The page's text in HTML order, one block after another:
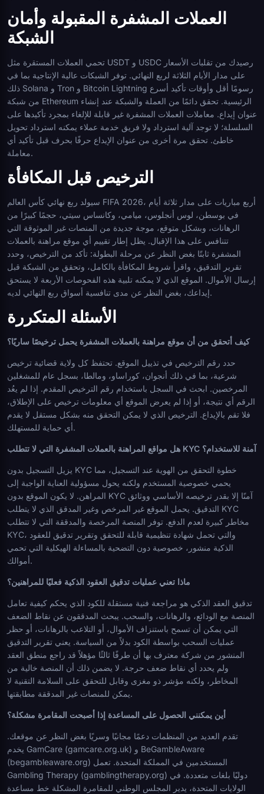
العملات المشفرة المقبولة وأمان
الشبكة
تحمي العملات المستقرة مثل USDT و USDC رصيدك من تقلبات الأسعار
على مدار الأيام الثلاثة لربع النهائي. توفر الشبكات عالية الإنتاجية بما في
ذلك Solana و Tron و Bitcoin Lightning رسومًا أقل وأوقات تأكيد أسرع
من شبكة Ethereum الرئيسية. تحقق دائمًا من العملة والشبكة عند إنشاء
عنوان إيداع. معاملات العملات المشفرة غير قابلة للإلغاء بمجرد تأكيدها على
السلسلة؛ لا توجد آلية استرداد ولا فريق خدمة عملاء يمكنه استرداد تحويل
خاطئ. تحقق مرة أخرى من عنوان الإيداع حرفًا بحرف قبل تأكيد أي
معاملة.
الترخيص قبل المكافأة
سيولد ربع نهائي كأس العالم FIFA 2026، أربع مباريات على مدار ثلاثة أيام
في بوسطن، لوس أنجلوس، ميامي، وكانساس سيتي، حجمًا كبيرًا من
الرهانات، وبشكل متوقع، موجة جديدة من المنصات غير الموثوقة التي
تتنافس على هذا الإقبال. يظل إطار تقييم أي موقع مراهنة بالعملات
المشفرة ثابتًا بغض النظر عن مرحلة البطولة: تأكد من الترخيص، وحدد
تقرير التدقيق، واقرأ شروط المكافأة بالكامل، وتحقق من الشبكة قبل
إرسال الأموال. الموقع الذي لا يمكنه تلبية هذه الفحوصات الأربعة لا يستحق
إيداعك، بغض النظر عن مدى تنافسية أسواق ربع النهائي لديه.
الأسئلة المتكررة
كيف أتحقق من أن موقع مراهنة بالعملات المشفرة يحمل ترخيصًا ساريًا؟
حدد رقم الترخيص في تذييل الموقع. تحتفظ كل ولاية قضائية ترخيص
شرعية، بما في ذلك أنجوان، كوراساو، ومالطا، بسجل عام للمشغلين
المرخصين. ابحث في السجل باستخدام رقم الترخيص المقدم. إذا لم يعُد
الرقم أي نتيجة، أو إذا لم يعرض الموقع أي معلومات ترخيص على الإطلاق،
فلا تقم بالإيداع. الترخيص الذي لا يمكن التحقق منه بشكل مستقل لا يقدم
أي حماية للمستهلك.
هل مواقع المراهنة بالعملات المشفرة التي لا تتطلب KYC آمنة للاستخدام؟
يزيل التسجيل بدون KYC خطوة التحقق من الهوية عند التسجيل، مما
يحمي خصوصية المستخدم ولكنه يحول مسؤولية العناية الواجبة إلى
المراهن. لا يكون الموقع بدون KYC آمنًا إلا بقدر ترخيصه الأساسي ووثائق
التدقيق. يحمل الموقع غير المرخص وغير المدقق الذي لا يتطلب KYC
مخاطر كبيرة لعدم الدفع. توفر المنصة المرخصة والمدققة التي لا تتطلب
KYC، والتي تحمل شهادة تنظيمية قابلة للتحقق وتقرير تدقيق للعقود
الذكية منشور، خصوصية دون التضحية بالمساءلة الهيكلية التي تحمي
أموالك.
ماذا تعني عمليات تدقيق العقود الذكية فعليًا للمراهنين؟
تدقيق العقد الذكي هو مراجعة فنية مستقلة للكود الذي يحكم كيفية تعامل
المنصة مع الودائع، والرهانات، والسحب. يبحث المدققون عن نقاط الضعف
التي يمكن أن تسمح باستنزاف الأموال، أو التلاعب بالرهانات، أو حظر
عمليات السحب بواسطة الكود بدلاً من السياسة. يعني تقرير التدقيق
المنشور من شركة معترف بها أن طرفًا ثالثًا مؤهلاً قد راجع منطق العقد
ولم يحدد أي نقاط ضعف حرجة. لا يضمن ذلك أن المنصة خالية من
المخاطر، ولكنه مؤشر ذو مغزى وقابل للتحقق على السلامة التقنية لا
يمكن للمنصات غير المدققة مطابقتها.
أين يمكنني الحصول على المساعدة إذا أصبحت المقامرة مشكلة؟
تقدم العديد من المنظمات دعمًا مجانيًا وسريًا بغض النظر عن موقعك.
يخدم GamCare (gamcare.org.uk) و BeGambleAware
(begambleaware.org) المستخدمين في المملكة المتحدة. تعمل
Gambling Therapy (gamblingtherapy.org) دوليًا بلغات متعددة. في
الولايات المتحدة، يدير المجلس الوطني للمقامرة المشكلة خط مساعدة